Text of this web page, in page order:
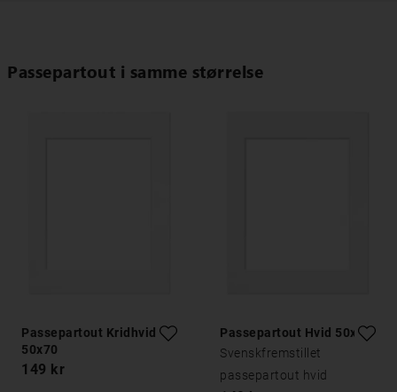
Passepartout i samme størrelse
Passepartout Kridhvid
50x70
149 kr
Passepartout Hvid 50x70
Svenskfremstillet
passepartout hvid